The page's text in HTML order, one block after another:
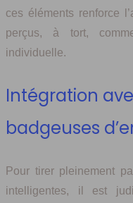
ces éléments renforce
perçus, à tort,
individuelle.
Intégration
badgeuses
Pour tirer pleinement
intelligentes, il est